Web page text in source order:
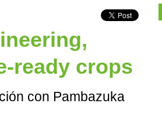
ready crops
con Pambazuka